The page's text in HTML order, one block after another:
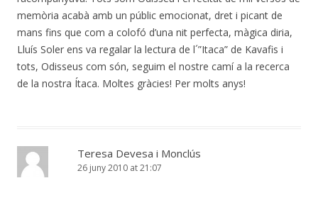
memòria acabà amb un públic emocionat, dret i picant de
mans fins que com a colofó d’una nit perfecta, màgica diria,
Lluís Soler ens va regalar la lectura de l´”Itaca” de Kavafis i
tots, Odisseus com són, seguim el nostre camí a la recerca
de la nostra Ítaca. Moltes gràcies! Per molts anys!
Teresa Devesa i Monclús
26 juny 2010 at 21:07